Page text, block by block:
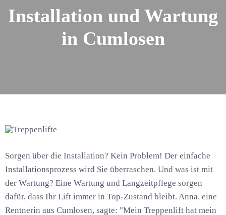
Installation und Wartung
in Cumlosen
Sorgen über die Installation? Kein Problem! Der einfache
Installationsprozess wird Sie überraschen. Und was ist mit
der Wartung? Eine Wartung und Langzeitpflege sorgen
dafür, dass Ihr Lift immer in Top-Zustand bleibt. Anna, eine
Rentnerin aus Cumlosen, sagte: "Mein Treppenlift hat mein